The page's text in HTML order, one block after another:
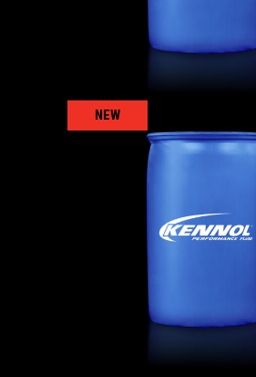
NEW
COOLTRUCK SI-OAT
冷却液